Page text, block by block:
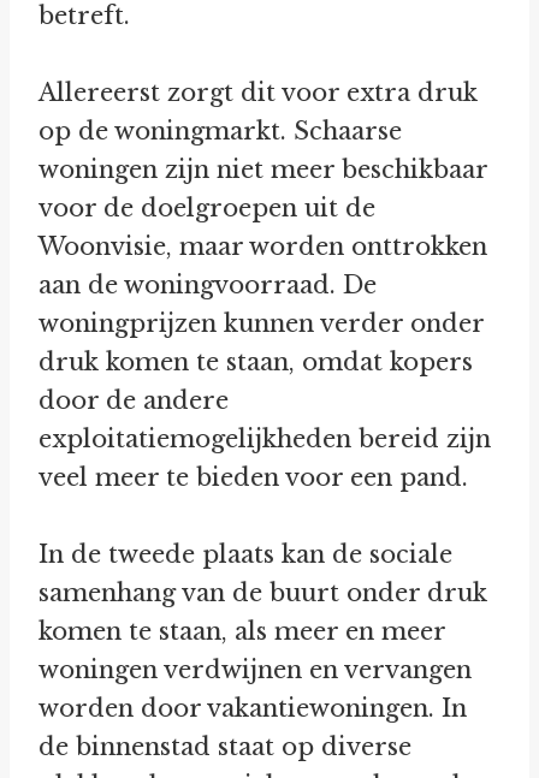
betreft.
Allereerst zorgt dit voor extra druk
op de woningmarkt. Schaarse
woningen zijn niet meer beschikbaar
voor de doelgroepen uit de
Woonvisie, maar worden onttrokken
aan de woningvoorraad. De
woningprijzen kunnen verder onder
druk komen te staan, omdat kopers
door de andere
exploitatiemogelijkheden bereid zijn
veel meer te bieden voor een pand.
In de tweede plaats kan de sociale
samenhang van de buurt onder druk
komen te staan, als meer en meer
woningen verdwijnen en vervangen
worden door vakantiewoningen. In
de binnenstad staat op diverse